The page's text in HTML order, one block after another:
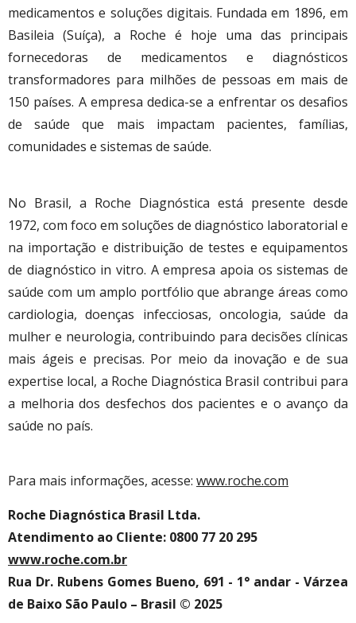
medicamentos e soluções digitais. Fundada em 1896, em
Basileia (Suíça), a Roche é hoje uma das principais
fornecedoras de medicamentos e diagnósticos
transformadores para milhões de pessoas em mais de
150 países. A empresa dedica-se a enfrentar os desafios
de saúde que mais impactam pacientes, famílias,
comunidades e sistemas de saúde.
No Brasil, a Roche Diagnóstica está presente desde
1972, com foco em soluções de diagnóstico laboratorial e
na importação e distribuição de testes e equipamentos
de diagnóstico in vitro. A empresa apoia os sistemas de
saúde com um amplo portfólio que abrange áreas como
cardiologia, doenças infecciosas, oncologia, saúde da
mulher e neurologia, contribuindo para decisões clínicas
mais ágeis e precisas. Por meio da inovação e de sua
expertise local, a Roche Diagnóstica Brasil contribui para
a melhoria dos desfechos dos pacientes e o avanço da
saúde no país.
Para mais informações, acesse: www.roche.com
Roche Diagnóstica Brasil Ltda.
Atendimento ao Cliente: 0800 77 20 295
www.roche.com.br
Rua Dr. Rubens Gomes Bueno, 691 - 1° andar - Várzea
de Baixo São Paulo – Brasil © 2025